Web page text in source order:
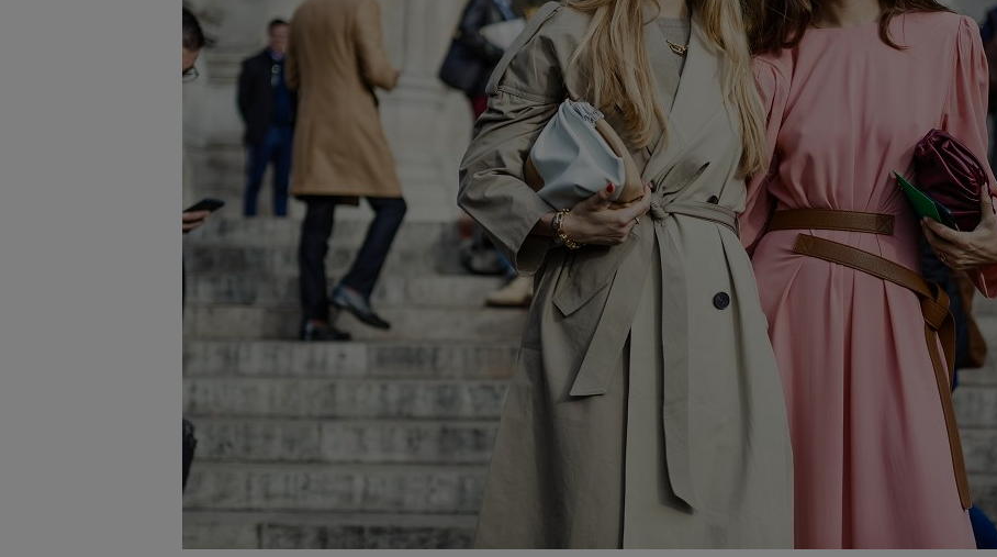
My, nasi Zaufani Partnerzy i Agora S.A. możemy przetwarzać dane osobowe w następujących
Użycie dokładnych danych geolokalizacyjnych. Aktywne skanowanie charakterystyki urządzenia do
Przechowywanie informacji na urządzeniu lub dostęp do nich. Spersonalizowane reklamy i treści,
badnie odbiorców i ulepszanie usług.
Lista Zaufanych Partnerów